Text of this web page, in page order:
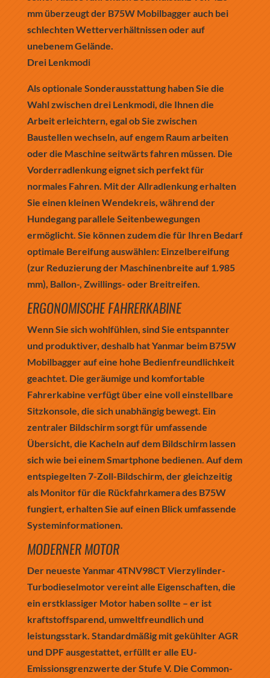
mm überzeugt der B75W Mobilbagger auch bei
schlechten Wetterverhältnissen oder auf
unebenem Gelände.
Drei Lenkmodi
Als optionale Sonderausstattung haben Sie die
Wahl zwischen drei Lenkmodi, die Ihnen die
Arbeit erleichtern, egal ob Sie zwischen
Baustellen wechseln, auf engem Raum arbeiten
oder die Maschine seitwärts fahren müssen. Die
Vorderradlenkung eignet sich perfekt für
normales Fahren. Mit der Allradlenkung erhalten
Sie einen kleinen Wendekreis, während der
Hundegang parallele Seitenbewegungen
ermöglicht. Sie können zudem die für Ihren Bedarf
optimale Bereifung auswählen: Einzelbereifung
(zur Reduzierung der Maschinenbreite auf 1.985
mm), Ballon-, Zwillings- oder Breitreifen.
ERGONOMISCHE FAHRERKABINE
Wenn Sie sich wohlfühlen, sind Sie entspannter
und produktiver, deshalb hat Yanmar beim B75W
Mobilbagger auf eine hohe Bedienfreundlichkeit
geachtet. Die geräumige und komfortable
Fahrerkabine verfügt über eine voll einstellbare
Sitzkonsole, die sich unabhängig bewegt. Ein
zentraler Bildschirm sorgt für umfassende
Übersicht, die Kacheln auf dem Bildschirm lassen
sich wie bei einem Smartphone bedienen. Auf dem
entspiegelten 7-Zoll-Bildschirm, der gleichzeitig
als Monitor für die Rückfahrkamera des B75W
fungiert, erhalten Sie auf einen Blick umfassende
Systeminformationen.
MODERNER MOTOR
Der neueste Yanmar 4TNV98CT Vierzylinder-
Turbodieselmotor vereint alle Eigenschaften, die
ein erstklassiger Motor haben sollte – er ist
kraftstoffsparend, umweltfreundlich und
leistungsstark. Standardmäßig mit gekühlter AGR
und DPF ausgestattet, erfüllt er alle EU-
Emissionsgrenzwerte der Stufe V. Die Common-